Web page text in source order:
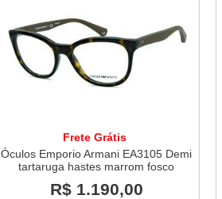
Frete Grátis
Óculos Emporio Armani EA3105 Demi
tartaruga hastes marrom fosco
R$ 1.190,00